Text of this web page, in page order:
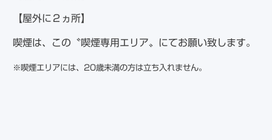
【屋外に２ヵ所】
喫煙は、この〝喫煙専用エリア〟にてお願い致します。
※喫煙エリアには、20歳未満の方は立ち入れません。